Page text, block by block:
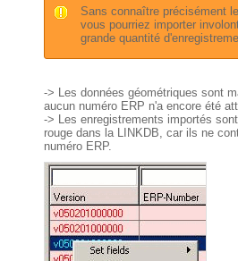
Sans connaître précisément
vous pourriez importer
grande quantité
-> Les données géométriques sont
aucun numéro ERP n'a encore été
-> Les enregistrements importés
rouge dans la LINKDB, car ils ne
numéro ERP.